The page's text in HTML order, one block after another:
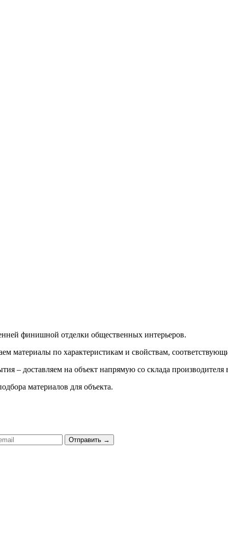
финишной отделки общественных интерьеров.
материалы по характеристикам и свойствам,
– доставляем на объект напрямую со склада производителя
материалов для объекта.
Отправить →